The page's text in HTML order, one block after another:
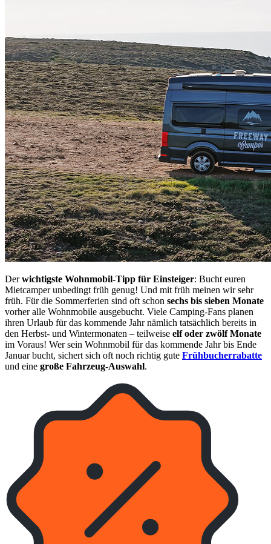
Derwichtigste Wohnmobil-Tipp für Einsteiger: Bucht euren
Mietcamper unbedingt früh genug! Und mit früh meinen wir sehr
früh. Für die Sommerferien sind oft schon sechs bis sieben Monate
vorher alle Wohnmobile ausgebucht. Viele Camping-Fans planen
ihren Urlaub für das kommende Jahr nämlich tatsächlich bereits in
den Herbst- und Wintermonaten – teilweise elf oder zwölf Monate
im Voraus! Wer sein Wohnmobil für das kommende Jahr bis Ende
Januar bucht, sichert sich oft noch richtig gute Frühbucherrabatte
und eine große Fahrzeug-Auswahl.